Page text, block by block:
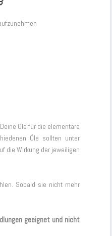
Öle für die elementare
Öle sollten unter
die Wirkung der jeweiligen
Sobald sie nicht mehr
geeignet und nicht